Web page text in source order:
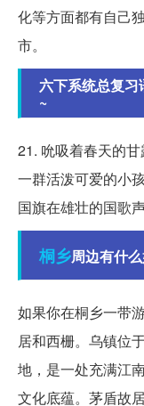
化等方面都有自己
市。
六下系统总复习
~
21. 吮吸着春天的
一群活泼可爱的小
国旗在雄壮的国歌
桐乡周边有什
如果你在桐乡一带
居和西栅。乌镇位
地，是一处充满江
文化底蕴。茅盾故